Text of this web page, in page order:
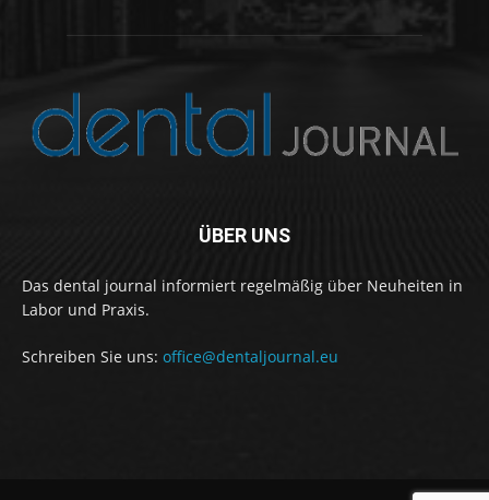
ÜBER UNS
Das dental journal informiert regelmäßig über Neuheiten in
Labor und Praxis.
Schreiben Sie uns: office@dentaljournal.eu